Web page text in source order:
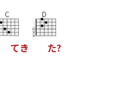
C
てき
D
た?